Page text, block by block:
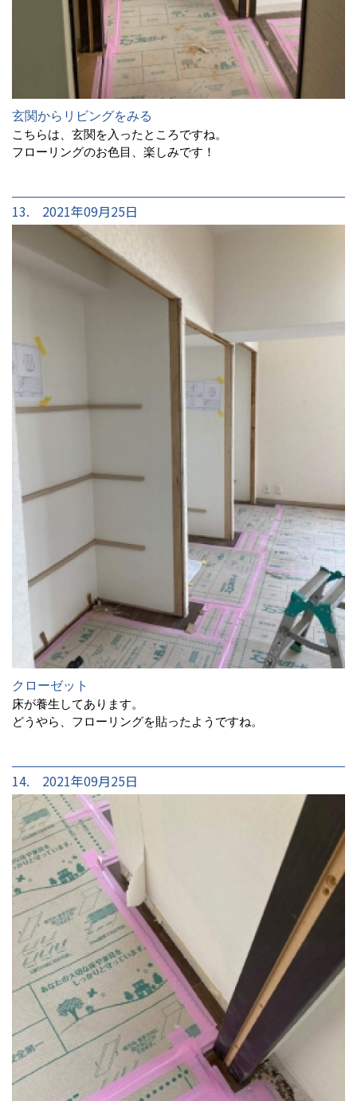
玄関からリビングをみる
こちらは、玄関を入ったところですね。
フローリングのお色目、楽しみです！
13. 2021年09月25日
クローゼット
床が養生してあります。
どうやら、フローリングを貼ったようですね。
14. 2021年09月25日